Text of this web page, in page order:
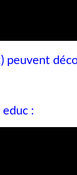
peuvent
educ :